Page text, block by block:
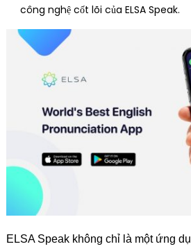
công nghệ cốt lõi của ELSA Speak.
ELSA Speak không chỉ là một ứng